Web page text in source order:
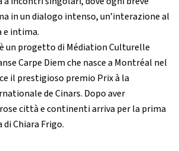
in un dialogo intenso, un’interazione al
e intima.
è un progetto di Médiation Culturelle
Carpe Diem che nasce a Montréal nel
il prestigioso premio Prix à la
de Cinars. Dopo aver
città e continenti arriva per la prima
Chiara Frigo.